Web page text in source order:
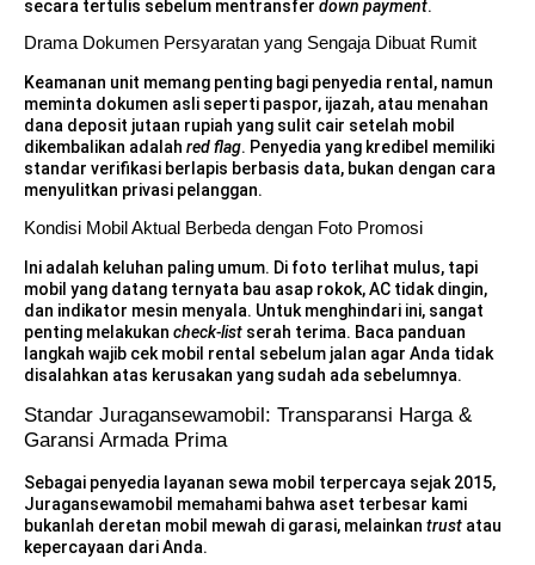
secara tertulis sebelum mentransfer down payment.
Drama Dokumen Persyaratan yang Sengaja Dibuat Rumit
Keamanan unit memang penting bagi penyedia rental, namun
meminta dokumen asli seperti paspor, ijazah, atau menahan
dana deposit jutaan rupiah yang sulit cair setelah mobil
dikembalikan adalah red flag. Penyedia yang kredibel memiliki
standar verifikasi berlapis berbasis data, bukan dengan cara
menyulitkan privasi pelanggan.
Kondisi Mobil Aktual Berbeda dengan Foto Promosi
Ini adalah keluhan paling umum. Di foto terlihat mulus, tapi
mobil yang datang ternyata bau asap rokok, AC tidak dingin,
dan indikator mesin menyala. Untuk menghindari ini, sangat
penting melakukan check-list serah terima. Baca panduan
langkah wajib cek mobil rental sebelum jalan agar Anda tidak
disalahkan atas kerusakan yang sudah ada sebelumnya.
Standar Juragansewamobil: Transparansi Harga &
Garansi Armada Prima
Sebagai penyedia layanan sewa mobil terpercaya sejak 2015,
Juragansewamobil memahami bahwa aset terbesar kami
bukanlah deretan mobil mewah di garasi, melainkan trust atau
kepercayaan dari Anda.